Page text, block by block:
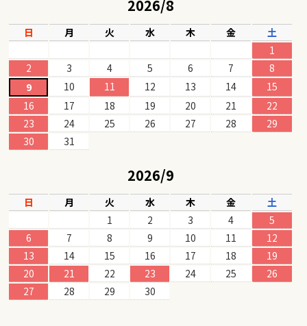
2026/8
日 月 火 水 木 金
土
1
2
3 4 5 6 7
8
9
10 11 12 13 14
15
16
17 18 19 20 21
22
23
24 25 26 27 28
29
30
31
2026/9
日 月 火 水 木 金
土
1
2 3 4
5
6
7 8 9 10 11
12
13
14 15 16 17 18
19
20
21 22 23 24 25
26
27
28 29 30